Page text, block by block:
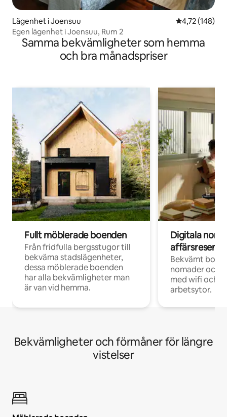
Lägenhet i Joensuu 4,72 av 5 i
4,72 (148)
Egen lägenhet i Joensuu, Rum 2
Samma bekvämligheter som hemma
och bra månadspriser
Fullt möblerade boenden
Från fridfulla bergsstugor till
bekväma stadslägenheter,
dessa möblerade boenden
har alla bekvämligheter man
är van vid hemma.
Digitala
Bekvämt
nomader och
med wifi och
arbetsytor.
Bekvämligheter och förmåner för längre
vistelser